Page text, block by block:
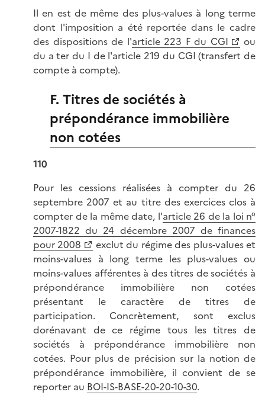
Il en est de même des plus-values à long terme
dont l'imposition a été reportée dans le cadre
des dispositions de l'article 223 F du CGI
ou
du a ter du I de l'article 219 du CGI (transfert de
compte à compte).
F. Titres de sociétés à
prépondérance immobilière
non cotées
110
Pour les cessions réalisées à compter du 26
septembre 2007 et au titre des exercices clos à
compter de la même date, l'article 26 de la loi n°
2007-1822 du 24 décembre 2007 de finances
pour 2008
exclut du régime des plus-values et
moins-values à long terme les plus-values ou
moins-values afférentes à des titres de sociétés à
prépondérance immobilière non cotées
présentant le caractère de titres de
participation. Concrètement, sont exclus
dorénavant de ce régime tous les titres de
sociétés à prépondérance immobilière non
cotées. Pour plus de précision sur la notion de
prépondérance immobilière, il convient de se
reporter au BOI-IS-BASE-20-20-10-30.